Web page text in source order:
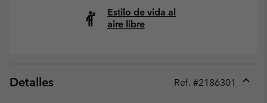
Estilo de vida al
aire libre
Detalles Ref. #2186301